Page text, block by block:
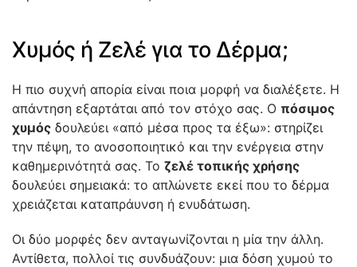
Χυμός ή Ζελέ για το Δέρμα;
Η πιο συχνή απορία είναι ποια μορφή να διαλέξετε. Η
απάντηση εξαρτάται από τον στόχο σας. Ο πόσιμος
χυμός δουλεύει «από μέσα προς τα έξω»: στηρίζει
την πέψη, το ανοσοποιητικό και την ενέργεια στην
καθημερινότητά σας. Το ζελέ τοπικής χρήσης
δουλεύει σημειακά: το απλώνετε εκεί που το δέρμα
χρειάζεται καταπράυνση ή ενυδάτωση.
Οι δύο μορφές δεν ανταγωνίζονται η μία την άλλη.
Αντίθετα, πολλοί τις συνδυάζουν: μια δόση χυμού το